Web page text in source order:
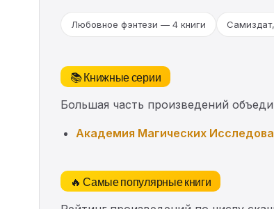
Любовное фэнтези — 4 книги
📚 Книжные серии
Большая часть произведений
Академия Магических
🔥 Самые популярные книги